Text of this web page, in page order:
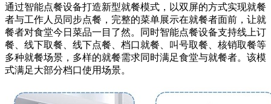
通过智能点餐设备打造新型就餐模式，以双屏的方式实现就餐
者与工作人员同步点餐，完整的菜单展示在就餐者面前，让就
餐者对食堂今日菜品一目了然。同时智能点餐设备支持线上订
餐、线下取餐、线下点餐、档口就餐、叫号取餐、核销取餐等
多种就餐场景，多样的就餐需求同时满足食堂与就餐者。该模
式满足大部分档口使用场景。